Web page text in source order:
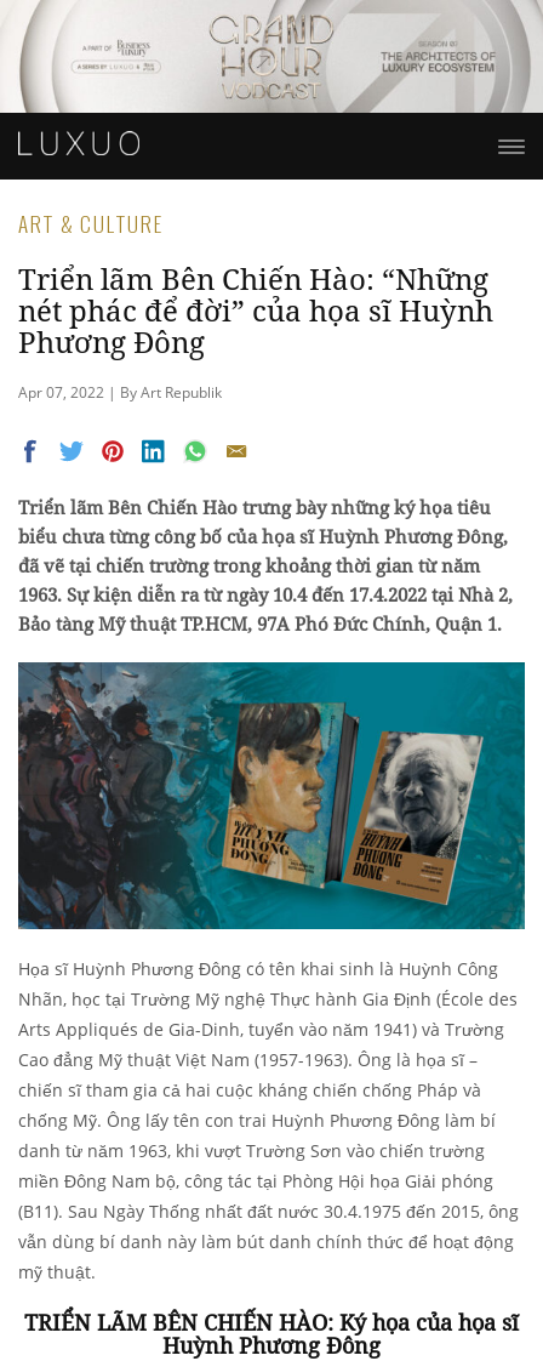
ART & CULTURE
Triển lãm Bên Chiến Hào: “Những
nét phác để đời” của họa sĩ Huỳnh
Phương Đông
Apr 07, 2022 | By Art Republik
Triển lãm Bên Chiến Hào trưng bày những ký họa tiêu
biểu chưa từng công bố của họa sĩ Huỳnh Phương Đông,
đã vẽ tại chiến trường trong khoảng thời gian từ năm
1963. Sự kiện diễn ra từ ngày 10.4 đến 17.4.2022 tại Nhà 2,
Bảo tàng Mỹ thuật TP.HCM, 97A Phó Đức Chính, Quận 1.
Họa sĩ Huỳnh Phương Đông có tên khai sinh là Huỳnh Công
Nhãn, học tại Trường Mỹ nghệ Thực hành Gia Định (École des
Arts Appliqués de Gia-Dinh, tuyển vào năm 1941) và Trường
Cao đẳng Mỹ thuật Việt Nam (1957-1963). Ông là họa sĩ –
chiến sĩ tham gia cả hai cuộc kháng chiến chống Pháp và
chống Mỹ. Ông lấy tên con trai Huỳnh Phương Đông làm bí
danh từ năm 1963, khi vượt Trường Sơn vào chiến trường
miền Đông Nam bộ, công tác tại Phòng Hội họa Giải phóng
(B11). Sau Ngày Thống nhất đất nước 30.4.1975 đến 2015, ông
vẫn dùng bí danh này làm bút danh chính thức để hoạt động
mỹ thuật.
TRIỂN LÃM BÊN CHIẾN HÀO: Ký họa của họa sĩ
Huỳnh Phương Đông